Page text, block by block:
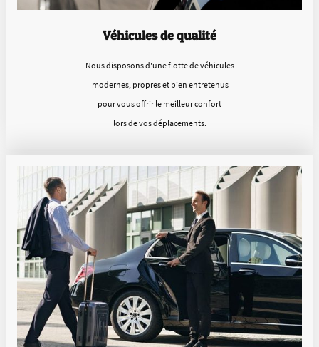
Véhicules de qualité
Nous disposons d'une flotte de véhicules
modernes, propres et bien entretenus
pour vous offrir le meilleur confort
lors de vos déplacements.